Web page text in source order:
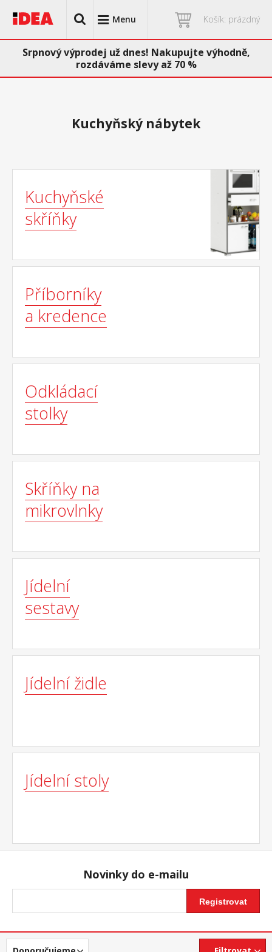
Menu Košík: prázdný
Srpnový výprodej už dnes! Nakupujte výhodně,
rozdáváme slevy až 70 %
Kuchyňský nábytek
Kuchyňské
skříňky
Příborníky
a kredence
Odkládací
stolky
Skříňky na
mikrovlnky
Jídelní
sestavy
Jídelní židle
Jídelní stoly
Novinky do e-mailu
Registrovat